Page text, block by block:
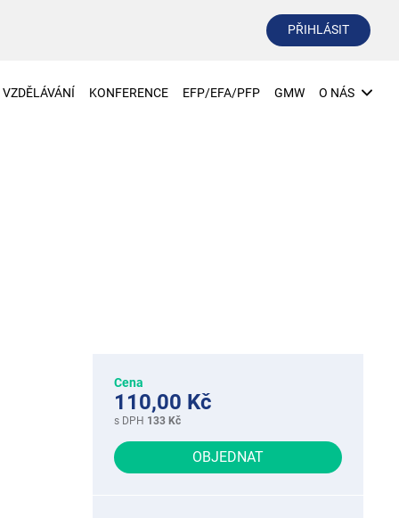
PŘIHLÁSIT
VZDĚLÁVÁNÍ KONFERENCE EFP/EFA/PFP GMW O NÁS
Cena
110,00 Kč
s DPH 133 Kč
OBJEDNAT